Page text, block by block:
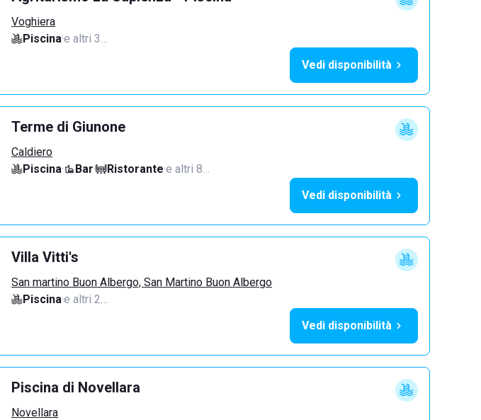
Voghiera
Piscina·e altri 3…
Vedi disponibilità
Terme di Giunone
Caldiero
Piscina· Bar· Ristorante·e altri 8…
Vedi disponibilità
Villa Vitti's
San martino Buon Albergo, San Martino Buon Albergo
Piscina·e altri 2…
Vedi disponibilità
Piscina di Novellara
Novellara